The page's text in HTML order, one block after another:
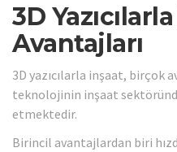
3D
Avantajları
3D yazıcılarla inşaat, birçok
teknolojinin inşaat
etmektedir.
Birincil avantajlardan biri